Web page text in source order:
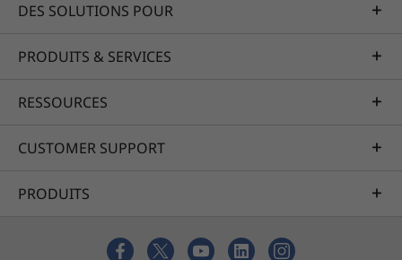
plusieurs écrans, votre téléphone et votre
avec une carte mixte Wi-Fi 6 et Bluetooth
tournante de vos activités de télétravail.
DES SOLUTIONS POUR
PRODUITS & SERVICES
RESSOURCES
CUSTOMER SUPPORT
PRODUITS